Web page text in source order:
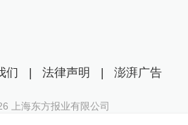
们 | 法律声明 | 澎湃广告
上海东方报业有限公司